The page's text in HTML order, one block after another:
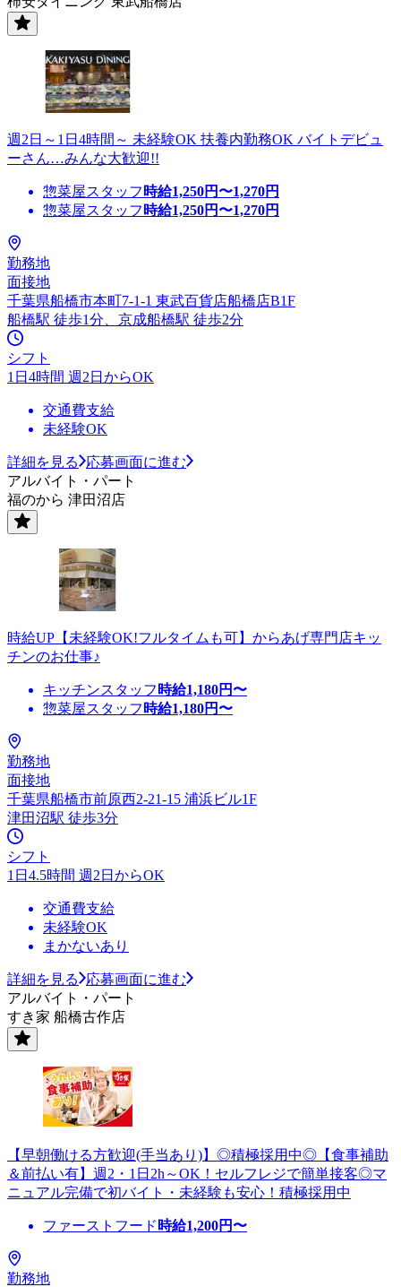
週2日～1日4時間～ 未経験OK 扶養内勤務OK バイトデビュ
ーさん…みんな大歓迎!!
惣菜屋スタッフ 時給1,250円〜1,270円
惣菜屋スタッフ 時給1,250円〜1,270円
勤務地
面接地
千葉県船橋市本町7-1-1 東武百貨店船橋店B1F
船橋駅 徒歩1分、京成船橋駅 徒歩2分
シフト
1日4時間 週2日からOK
交通費支給
未経験OK
詳細を見る
応募画面に進む
アルバイト・パート
福のから 津田沼店
時給UP【未経験OK!フルタイムも可】からあげ専門店キッ
チンのお仕事♪
キッチンスタッフ 時給1,180円〜
惣菜屋スタッフ 時給1,180円〜
勤務地
面接地
千葉県船橋市前原西2-21-15 浦浜ビル1F
津田沼駅 徒歩3分
シフト
1日4.5時間 週2日からOK
交通費支給
未経験OK
まかないあり
詳細を見る
応募画面に進む
アルバイト・パート
すき家 船橋古作店
【早朝働ける方歓迎(手当あり)】◎積極採用中◎【食事補助
＆前払い有】週2・1日2h～OK！セルフレジで簡単接客◎マ
ニュアル完備で初バイト・未経験も安心！積極採用中
ファーストフード 時給1,200円〜
勤務地